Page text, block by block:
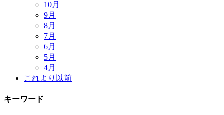
10月
9月
8月
7月
6月
5月
4月
これより以前
キーワード